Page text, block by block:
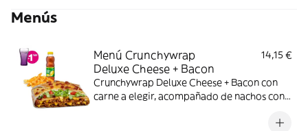
Menús
Menú Crunchywrap
Deluxe Cheese + Bacon
14,15 €
Crunchywrap Deluxe Cheese + Bacon con
carne a elegir, acompañado de nachos con